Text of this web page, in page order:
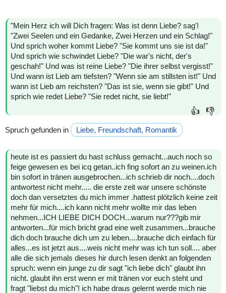
"Mein Herz ich will Dich fragen: Was ist denn Liebe? sag'!
"Zwei Seelen und ein Gedanke, Zwei Herzen und ein Schlag!"
Und sprich woher kommt Liebe? "Sie kommt uns sie ist da!"
Und sprich wie schwindet Liebe? "Die war's nicht, der's
geschah!" Und was ist reine Liebe? "Die ihrer selbst vergisst!"
Und wann ist Lieb am tiefsten? "Wenn sie am stillsten ist!" Und
wann ist Lieb am reichsten? "Das ist sie, wenn sie gibt!" Und
sprich wie redet Liebe? "Sie redet nicht, sie liebt!"
👍 👎
Spruch gefunden in Liebe, Freundschaft, Romantik
heute ist es passiert du hast schluss gemacht...auch noch so
feige gewesen es bei icq getan..ich fing sofort an zu weinen.ich
bin sofort in tränen ausgebrochen...ich schrieb dir noch....doch
antwortest nicht mehr..... die erste zeit war unsere schönste
doch dan versetztes du mich immer .hattest plötzlich keine zeit
mehr für mich....ich kann nicht mehr wollte mir das leben
nehmen...ICH LIEBE DICH DOCH...warum nur???gib mir
antworten...für mich bricht grad eine welt zusammen...brauche
dich doch brauche dich um zu leben....brauche dich einfach für
alles...es ist jetzt aus....weis nicht mehr was ich tun soll.... aber
alle die sich jemals dieses hir durch lesen denkt an folgenden
spruch: wenn ein junge zu dir sagt "ich liebe dich" glaubt ihn
nicht. glaubt ihn erst wenn er mit tränen vor euch steht und
fragt "liebst du mich"! ich habe draus gelernt werde mich nie